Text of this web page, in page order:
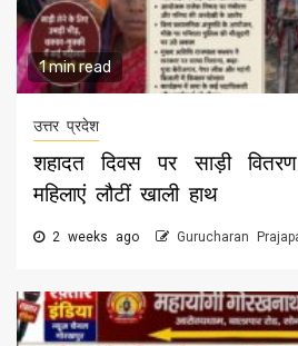
1 min read
उत्तर प्रदेश
शहादत दिवस पर साड़ी
महिलाएं लौटीं खाली हाथ
2 weeks ago Gurucharan